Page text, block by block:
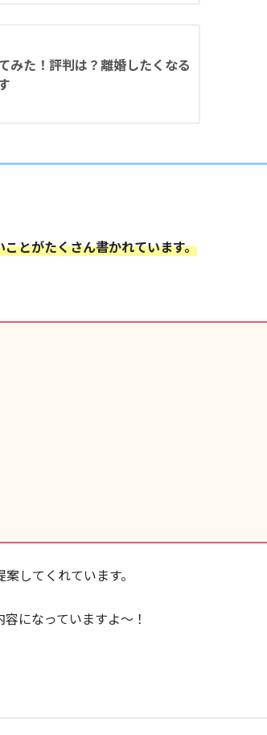
みた！評判は？離婚したくなる
とがたくさん書かれています。
してくれています。
になっていますよ〜！